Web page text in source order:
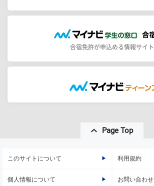
合宿免許が申込める情報サイト
Page Top
このサイトについて 利用規約
個人情報について お問い合わせ